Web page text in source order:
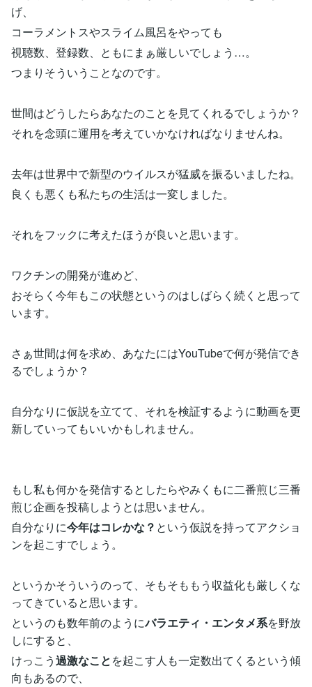
げ、
コーラメントスやスライム風呂をやっても
視聴数、登録数、ともにまぁ厳しいでしょう…。
つまりそういうことなのです。
世間はどうしたらあなたのことを見てくれるでしょうか？
それを念頭に運用を考えていかなければなりませんね。
去年は世界中で新型のウイルスが猛威を振るいましたね。
良くも悪くも私たちの生活は一変しました。
それをフックに考えたほうが良いと思います。
ワクチンの開発が進めど、
おそらく今年もこの状態というのはしばらく続くと思って
います。
さぁ世間は何を求め、あなたにはYouTubeで何が発信でき
るでしょうか？
自分なりに仮説を立てて、それを検証するように動画を更
新していってもいいかもしれません。
もし私も何かを発信するとしたらやみくもに二番煎じ三番
煎じ企画を投稿しようとは思いません。
自分なりに今年はコレかな？ という仮説を持ってアクショ
ンを起こすでしょう。
というかそういうのって、そもそももう収益化も厳しくな
ってきていると思います。
というのも数年前のようにバラエティ・エンタメ系を野放
しにすると、
けっこう過激なことを起こす人も一定数出てくるという傾
向もあるので、